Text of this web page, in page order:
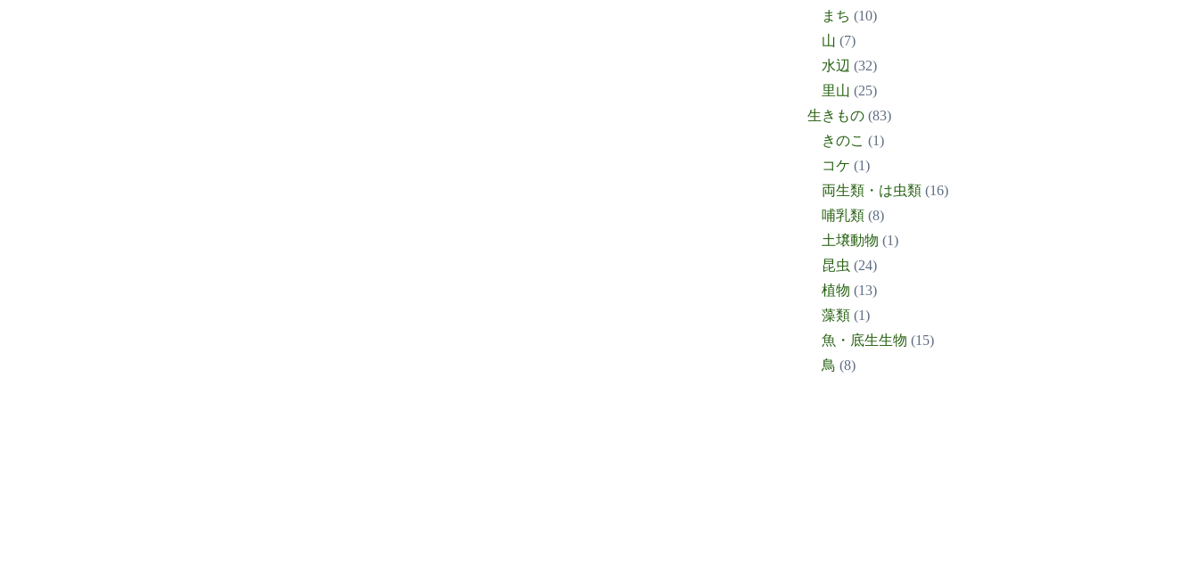
まち (10)
山 (7)
水辺 (32)
里山 (25)
生きもの(83)
きのこ (1)
コケ (1)
両生類・は虫類(16)
哺乳類(8)
土壌動物 (1)
昆虫 (24)
植物 (13)
藻類(1)
魚・底生生物 (15)
鳥 (8)